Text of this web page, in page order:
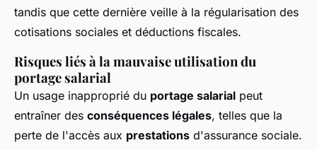
tandis que cette dernière veille à la régularisation des
cotisations sociales et déductions fiscales.
Risques liés à la mauvaise utilisation du
portage salarial
Un usage inapproprié du portage salarial peut
entraîner des conséquences légales, telles que la
perte de l'accès aux prestations d'assurance sociale.